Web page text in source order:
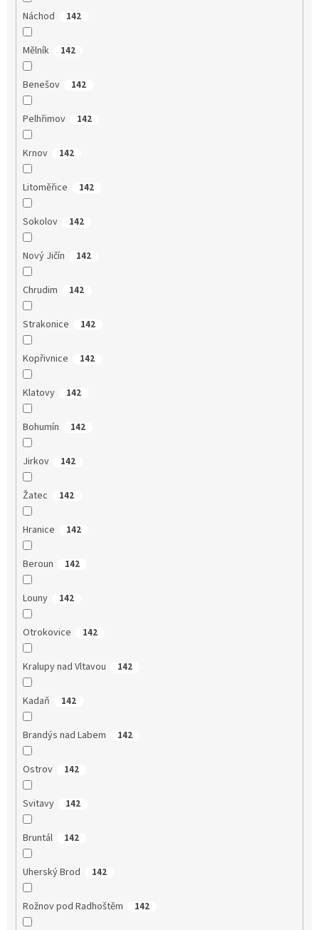
Náchod 142
Mělník 142
Benešov 142
Pelhřimov 142
Krnov 142
Litoměřice 142
Sokolov 142
Nový Jičín 142
Chrudim 142
Strakonice 142
Kopřivnice 142
Klatovy 142
Bohumín 142
Jirkov 142
Žatec 142
Hranice 142
Beroun 142
Louny 142
Otrokovice 142
Kralupy nad Vltavou 142
Kadaň 142
Brandýs nad Labem 142
Ostrov 142
Svitavy 142
Bruntál 142
Uherský Brod 142
Rožnov pod Radhoštěm 142